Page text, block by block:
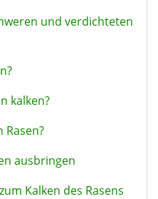
und verdichteten
kalken?
Rasen?
ausbringen
Kalken des Rasens